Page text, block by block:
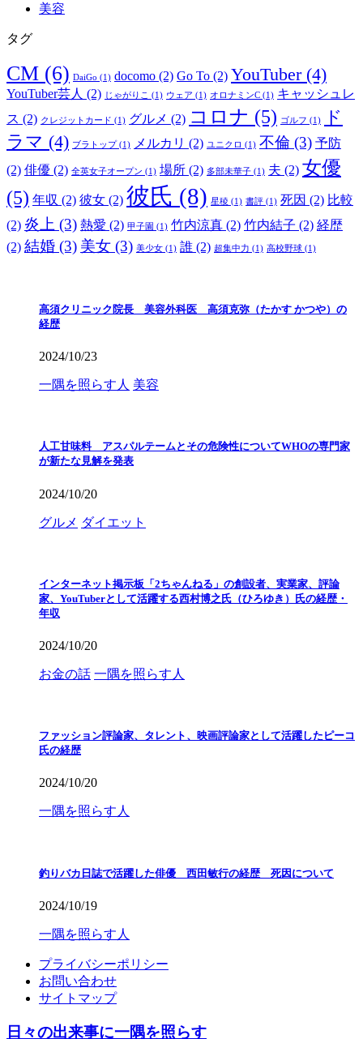
美容
タグ
CM (6) DaiGo (1) docomo (2) Go To (2) YouTuber(4)
YouTuber芸人 (2) じゃがりこ (1) ウェア (1) オロナミンC (1) キャッシュレ
ス (2) クレジットカード (1) グルメ (2) コロナ (5) ゴルフ (1)
ド
ラマ (4) ブラトップ(1) メルカリ (2) ユニクロ (1) 不倫 (3) 予防
(2) 俳優 (2) 全英女子オープン (1) 場所 (2) 多部未華子 (1) 夫 (2) 女優
(5) 年収 (2) 彼女 (2) 彼氏 (8) 星稜 (1) 書評 (1) 死因 (2) 比較
(2) 炎上 (3) 熱愛 (2) 甲子園 (1) 竹内涼真 (2) 竹内結子 (2) 経歴
(2) 結婚 (3) 美女 (3) 美少女 (1) 誰 (2) 超集中力 (1) 高校野球 (1)
高須クリニック院長 美容外科医 高須克弥（たかす かつや）の
経歴
2024/10/23
一隅を照らす人 美容
人工甘味料 アスパルテームとその危険性についてWHOの専門家
が新たな見解を発表
2024/10/20
グルメ ダイエット
インターネット掲示板「2ちゃんねる」の創設者、実業家、評論
家、YouTuberとして活躍する西村博之氏（ひろゆき）氏の経歴・
年収
2024/10/20
お金の話 一隅を照らす人
ファッション評論家、タレント、映画評論家として活躍したピーコ
氏の経歴
2024/10/20
一隅を照らす人
釣りバカ日誌で活躍した俳優 西田敏行の経歴 死因について
2024/10/19
一隅を照らす人
プライバシーポリシー
お問い合わせ
サイトマップ
日々の出来事に一隅を照らす